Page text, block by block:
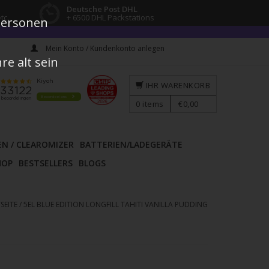
Deutsche Post DHL
+ 6500 DHL Packstations
Mein Konto / Kundenkonto anlegen
/ CLEAROMIZER
BATTERIEN/LADEGERÄTE
BESTSELLERS BLOGS
IHR WARENKORB
0 items €0,00
/ 5EL BLUE EDITION LONGFILL TAHITI VANILLA PUDDING
alt sein